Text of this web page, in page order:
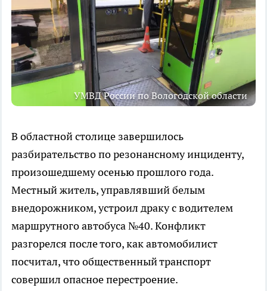
УМВД России по Вологодской области
В областной столице завершилось
разбирательство по резонансному инциденту,
произошедшему осенью прошлого года.
Местный житель, управлявший белым
внедорожником, устроил драку с водителем
маршрутного автобуса №40. Конфликт
разгорелся после того, как автомобилист
посчитал, что общественный транспорт
совершил опасное перестроение.